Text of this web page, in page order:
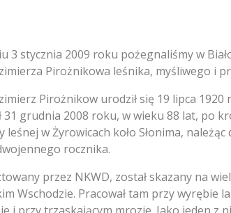
3 stycznia 2009 roku pożegnaliśmy w
Pirożnikowa leśnika, myśliwego i
Pirożnikow urodził się 19 lipca
31 grudnia 2008 roku, w wieku 88 lat, po
leśnej w Żyrowicach koło Słonima,
rocznika.
przez NKWD, został skazany na
Wschodzie. Pracował tam przy wyrębie